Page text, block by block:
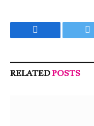
Facebook
RELATEDPOSTS